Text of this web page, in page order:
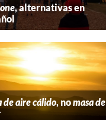
, alternativas en
de aire cálido, nomasa de